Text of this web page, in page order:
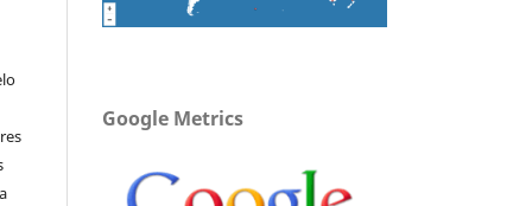
Google Metrics